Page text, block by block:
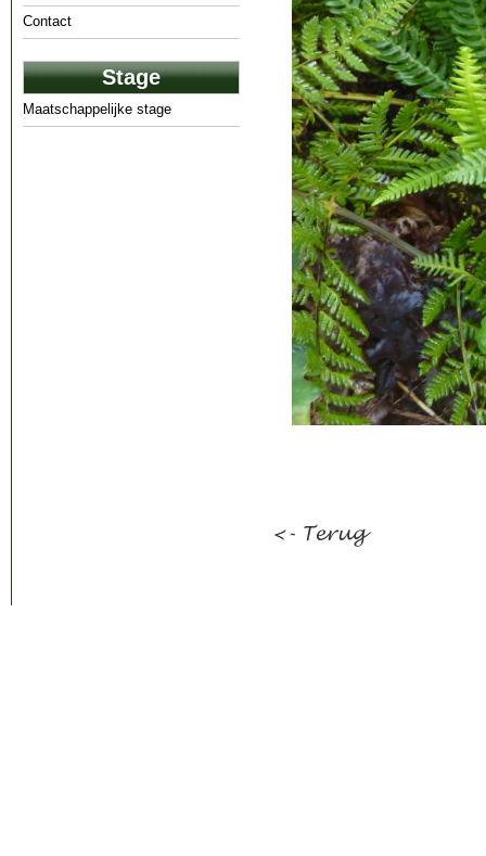
Contact
Stage
Maatschappelijke stage